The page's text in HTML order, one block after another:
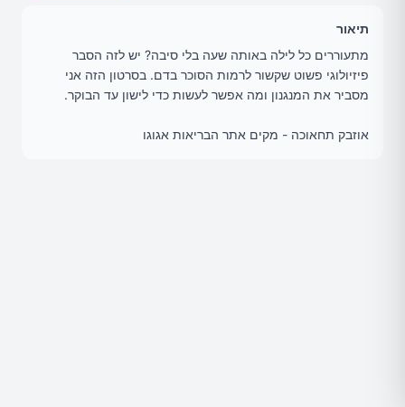
תיאור
מתעוררים כל לילה באותה שעה בלי סיבה? יש לזה הסבר
פיזיולוגי פשוט שקשור לרמות הסוכר בדם. בסרטון הזה אני
מסביר את המנגנון ומה אפשר לעשות כדי לישון עד הבוקר.
אוזבק תחאוכה - מקים אתר הבריאות אגוגו